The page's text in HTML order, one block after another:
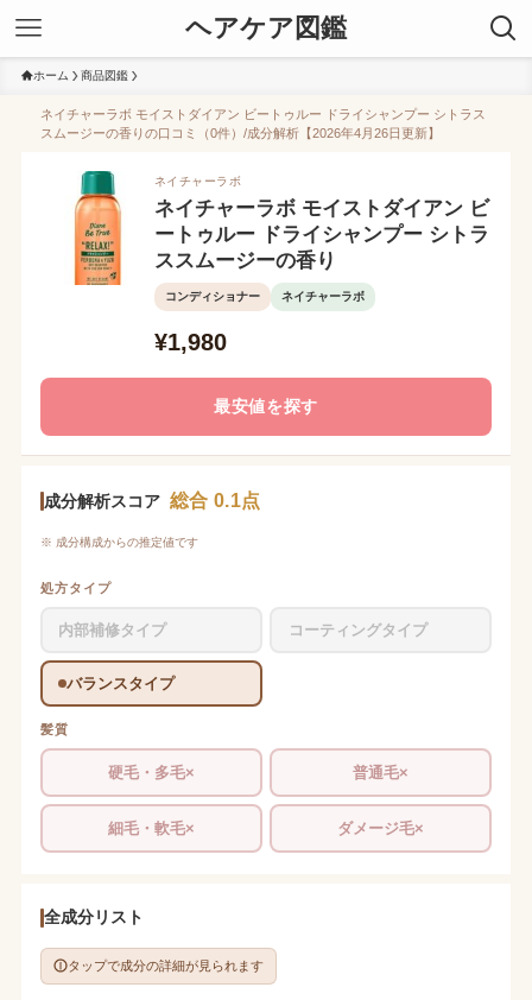
ヘアケア図鑑
ホーム 商品図鑑
ネイチャーラボ モイストダイアン ビートゥルー ドライシャンプー シトラス
スムージーの香りの口コミ（0件）/成分解析【2026年4月26日更新】
ネイチャーラボ
ネイチャーラボ モイストダイアン ビ
ートゥルー ドライシャンプー シトラ
ススムージーの香り
コンディショナー ネイチャーラボ
¥1,980
最安値を探す
成分解析スコア 総合 0.1点
※ 成分構成からの推定値です
処方タイプ
内部補修タイプ コーティングタイプ
バランスタイプ
髪質
硬毛・多毛× 普通毛×
細毛・軟毛× ダメージ毛×
全成分リスト
タップで成分の詳細が見られます